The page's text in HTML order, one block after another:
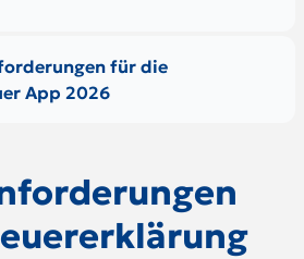
für die
App 2026